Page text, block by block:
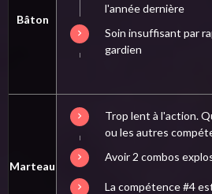
Bâton
l'année dernière
Soin insuffisant par
gardien
Marteau
Trop lent à l'action.
ou les autres
Avoir 2 combos
La compétence #4